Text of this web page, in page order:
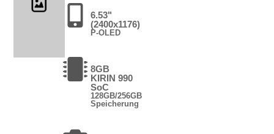
6.53"
(2400x1176)
P-OLED
8GB
KIRIN 990
SoC
128GB/256GB
Speicherung